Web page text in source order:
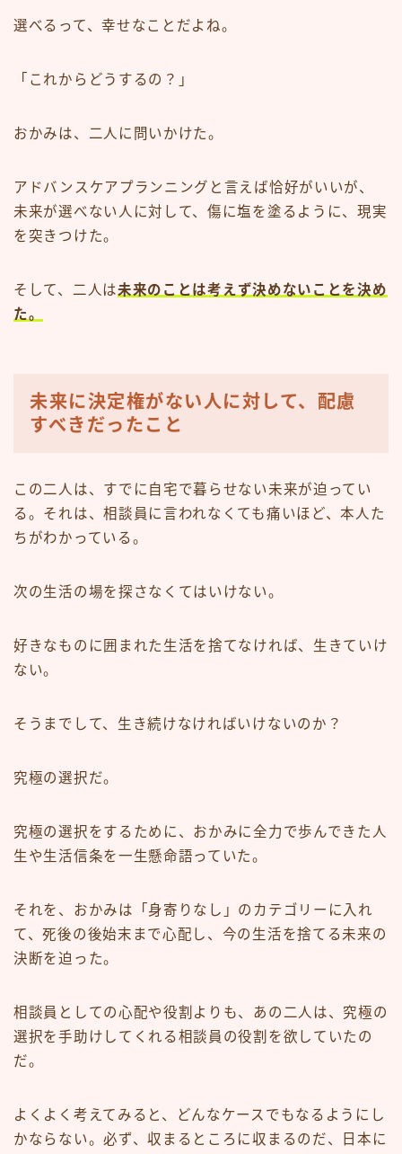
選べるって、幸せなことだよね。
「これからどうするの？」
おかみは、二人に問いかけた。
アドバンスケアプランニングと言えば恰好がいいが、
未来が選べない人に対して、傷に塩を塗るように、現実
を突きつけた。
そして、二人は未来のことは考えず決めないことを決め
た。
未来に決定権がない人に対して、配慮
すべきだったこと
この二人は、すでに自宅で暮らせない未来が迫ってい
る。それは、相談員に言われなくても痛いほど、本人た
ちがわかっている。
次の生活の場を探さなくてはいけない。
好きなものに囲まれた生活を捨てなければ、生きていけ
ない。
そうまでして、生き続けなければいけないのか？
究極の選択だ。
究極の選択をするために、おかみに全力で歩んできた人
生や生活信条を一生懸命語っていた。
それを、おかみは「身寄りなし」のカテゴリーに入れ
て、死後の後始末まで心配し、今の生活を捨てる未来の
決断を迫った。
相談員としての心配や役割よりも、あの二人は、究極の
選択を手助けしてくれる相談員の役割を欲していたの
だ。
よくよく考えてみると、どんなケースでもなるようにし
かならない。必ず、収まるところに収まるのだ、日本に